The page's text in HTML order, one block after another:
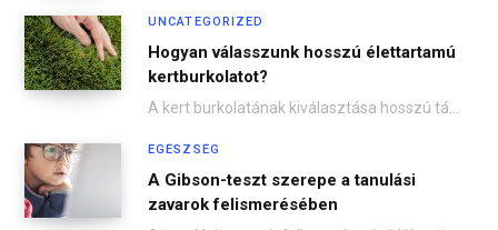
UNCATEGORIZED
Hogyan válasszunk hosszú élettartamú
kertburkolatot?
EGÉSZSÉG
A Gibson-teszt szerepe a tanulási
zavarok felismerésében